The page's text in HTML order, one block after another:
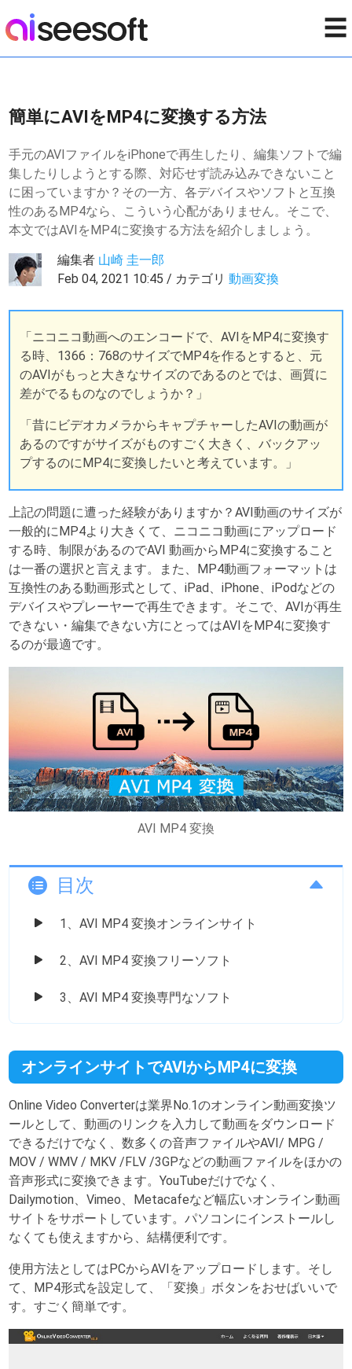
☰
簡単にAVIをMP4に変換する方法
手元のAVIファイルをiPhoneで再生したり、編集ソフトで編
集したりしようとする際、対応せず読み込みできないこと
に困っていますか？その一方、各デバイスやソフトと互換
性のあるMP4なら、こういう心配がありません。そこで、
本文ではAVIをMP4に変換する方法を紹介しましょう。
編集者 山崎 圭一郎
Feb 04, 2021 10:45 / カテゴリ動画変換
「ニコニコ動画へのエンコードで、AVIをMP4に変換す
る時、1366：768のサイズでMP4を作るとすると、元
のAVIがもっと大きなサイズのであるのとでは、画質に
差がでるものなのでしょうか？」
「昔にビデオカメラからキャプチャーしたAVIの動画が
あるのですがサイズがものすごく大きく、バックアッ
プするのにMP4に変換したいと考えています。」
上記の問題に遭った経験がありますか？AVI動画のサイズが
一般的にMP4より大きくて、ニコニコ動画にアップロード
する時、制限があるのでAVI 動画からMP4に変換すること
は一番の選択と言えます。また、MP4動画フォーマットは
互換性のある動画形式として、iPad、iPhone、iPodなどの
デバイスやプレーヤーで再生できます。そこで、AVIが再生
できない・編集できない方にとってはAVIをMP4に変換す
るのが最適です。
AVI MP4 変換
目次
1、AVI MP4 変換オンラインサイト
2、AVI MP4 変換フリーソフト
3、AVI MP4 変換専門なソフト
オンラインサイトでAVIからMP4に変換
Online Video Converterは業界No.1のオンライン動画変換ツ
ールとして、動画のリンクを入力して動画をダウンロード
できるだけでなく、数多くの音声ファイルやAVI/ MPG /
MOV / WMV / MKV /FLV /3GPなどの動画ファイルをほかの
音声形式に変換できます。YouTubeだけでなく、
Dailymotion、Vimeo、Metacafeなど幅広いオンライン動画
サイトをサポートしています。パソコンにインストールし
なくても使えますから、結構便利です。
使用方法としてはPCからAVIをアップロードします。そし
て、MP4形式を設定して、「変換」ボタンをおせばいいで
す。すごく簡単です。